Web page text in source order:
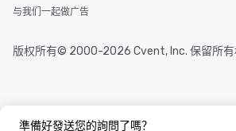
準備好發送您的詢問了嗎？
与我们一起做广告
版权所有© 2000-2026 Cvent, Inc. 保留所有